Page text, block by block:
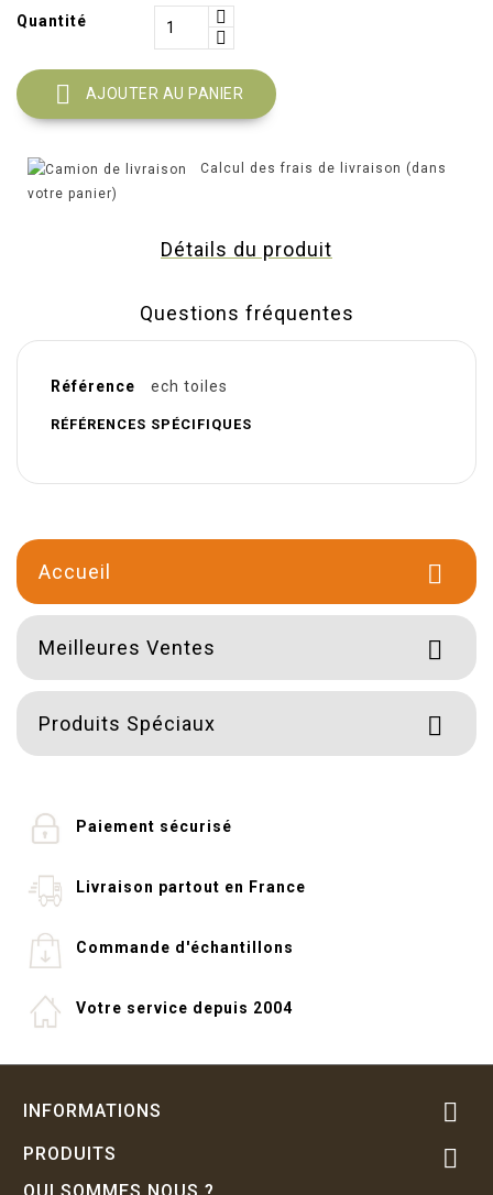
Quantité
 AJOUTER AU PANIER
Calcul des frais de livraison (dans
votre panier)
Détails du produit
Questions fréquentes
Référence ech toiles
RÉFÉRENCES SPÉCIFIQUES
Accueil 
Meilleures Ventes 
Produits Spéciaux 
Paiement sécurisé
Livraison partout en France
Commande d'échantillons
Votre service depuis 2004
INFORMATIONS 
PRODUITS 